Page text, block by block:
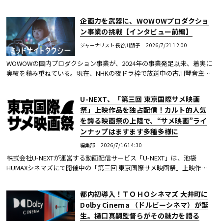
企画力を武器に、WOWOWプロダクショ
ン事業の挑戦【インタビュー前編】
ジャーナリスト 長谷川朋子 2026/7/21 12:00
WOWOWの国内プロダクション事業が、2024年の事業発足以来、着実に
実績を積み重ねている。現在、NHKの夜ドラ枠で放送中の古川琴音主演
U-NEXT、「第三回 東京国際サメ映画
祭」上映作品を独占配信！カルト的人気
を誇る映画祭の上陸で、“サメ映画”ライ
ンナップはますます多種多様に
編集部 2026/7/16 14:30
株式会社U-NEXTが運営する動画配信サービス「U-NEXT」は、池袋
HUMAXシネマズにて開催中の「第三回 東京国際サメ映画祭」上映作品
都内初導入！ＴＯＨＯシネマズ 大井町に
Dolby Cinema （ドルビーシネマ）が誕
生。樋口真嗣監督らがその魅力を語る